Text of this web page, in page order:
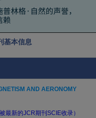
基本信息
AND AERONOMY
最新的JCR期刊SCIE收录）